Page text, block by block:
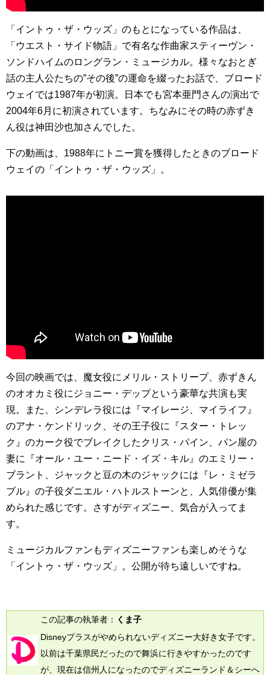
「イントゥ・ザ・ウッズ」のもとになっている作品は、
「ウエスト・サイド物語」で有名な作曲家スティーヴン・
ソンドハイムのロングラン・ミュージカル。様々なおとぎ
話の主人公たちの”その後”の運命を綴ったお話で、ブロード
ウェイでは1987年が初演。日本でも宮本亜門さんの演出で
2004年6月に初演されています。ちなみにその時の赤ずき
ん役は神田沙也加さんでした。
下の動画は、1988年にトニー賞を獲得したときのブロード
ウェイの「イントゥ・ザ・ウッズ」。
今回の映画では、魔女役にメリル・ストリープ、赤ずきん
のオオカミ役にジョニー・デップという豪華な共演も実
現。また、シンデレラ役には『マイレージ、マイライフ』
のアナ・ケンドリック、その王子役に『スター・トレッ
ク』のカーク役でブレイクしたクリス・パイン、パン屋の
妻に『オール・ユー・ニード・イズ・キル』のエミリー・
ブラント、ジャックと豆の木のジャックには『レ・ミゼラ
ブル』の子役ダニエル・ハトルストーンと、人気俳優が集
められた感じです。さすがディズニー、気合が入ってま
す。
ミュージカルファンもディズニーファンも楽しめそうな
「イントゥ・ザ・ウッズ」。公開が待ち遠しいですね。
この記事の執筆者： くま子
Disneyプラスがやめられないディズニー大好き女子です。
以前は千葉県民だったので舞浜に行きやすかったのです
が、現在は信州人になったのでディズニーランド＆シーへ